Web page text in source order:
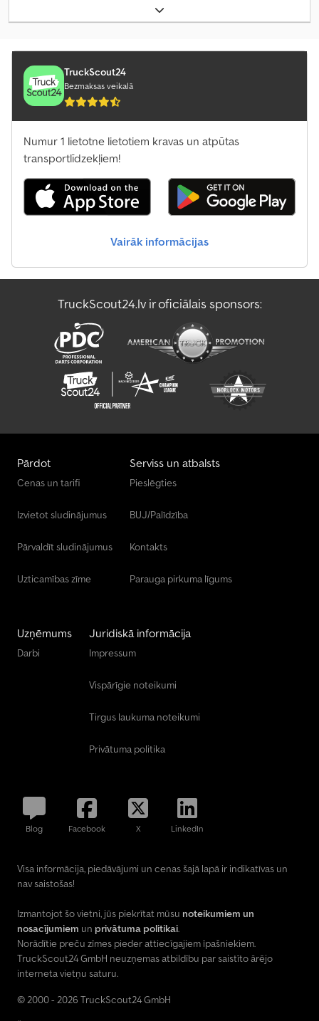
2 040 mm
TruckScout24
Bezmaksas veikalā
Numur 1 lietotne lietotiem kravas un atpūtas
transportlīdzekļiem!
Vairāk informācijas
TruckScout24.lv ir oficiālais sponsors:
Pārdot
Cenas un tarifi
Izvietot sludinājumus
Pārvaldīt sludinājumus
Uzticamības zīme
Serviss un atbalsts
Pieslēgties
BUJ/Palīdzība
Kontakts
Parauga pirkuma līgums
Uzņēmums
Darbi
Juridiskā informācija
Impressum
Vispārīgie noteikumi
Tirgus laukuma noteikumi
Privātuma politika
Blog Facebook X LinkedIn
Visa informācija, piedāvājumi un cenas šajā lapā ir indikatīvas un
nav saistošas!
Izmantojot šo vietni, jūs piekrītat mūsu noteikumiem un
nosacījumiem un privātuma politikai.
Norādītie preču zīmes pieder attiecīgajiem īpašniekiem.
TruckScout24 GmbH neuzņemas atbildību par saistīto ārējo
interneta vietņu saturu.
© 2000 - 2026 TruckScout24 GmbH